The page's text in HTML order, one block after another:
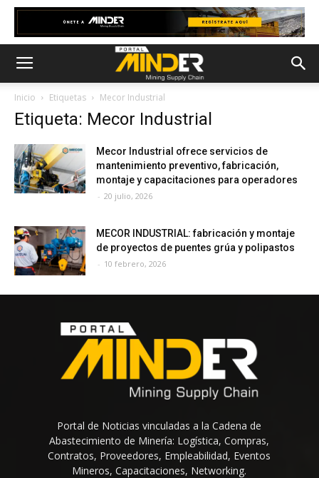
Inicio Etiquetas Mecor Industrial
Etiqueta: Mecor Industrial
Mecor Industrial ofrece servicios de
mantenimiento preventivo, fabricación,
montaje y capacitaciones para operadores
- 20 julio, 2026
MECOR INDUSTRIAL: fabricación y montaje
de proyectos de puentes grúa y polipastos
- 10 febrero, 2026
Portal de Noticias vinculadas a la Cadena de
Abastecimiento de Minería: Logística, Compras,
Contratos, Proveedores, Empleabilidad, Eventos
Mineros, Capacitaciones, Networking.